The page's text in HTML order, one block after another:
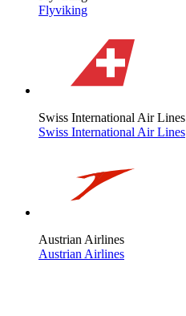
Flyviking
Swiss International Air Lines
Swiss International Air Lines
Austrian Airlines
Austrian Airlines